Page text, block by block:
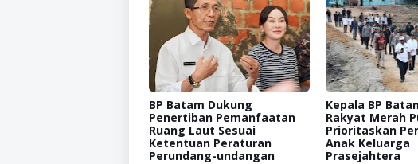
BP Batam Dukung
Penertiban Pemanfaatan
Ruang Laut Sesuai
Ketentuan Peraturan
Perundang-undangan
Kepala BP
Rakyat Merah
Prioritaskan
Anak Keluarga
Prasejahtera